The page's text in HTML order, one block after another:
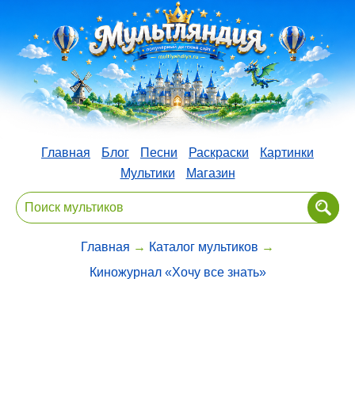
Главная Блог Песни Раскраски
Картинки
Мультики
Магазин
Главная → Каталог мультиков →
Киножурнал «Хочу все знать»